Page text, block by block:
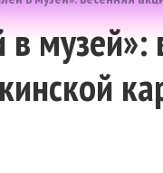
музей»: